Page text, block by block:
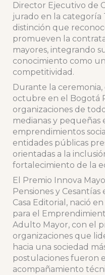
Director Ejecutivo de
jurado en la categoría
distinción que
promueven la
mayores, integrando
conocimiento como
competitividad.
Durante la
octubre en el Bogotá
organizaciones de
medianas y pequeñas
emprendimientos
entidades públicas
orientadas a la
fortalecimiento de la
El Premio Innova
Pensiones y
Casa Editorial, nació
para el
Adulto Mayor, con el
organizaciones que
hacia una sociedad
postulaciones fueron
acompañamiento